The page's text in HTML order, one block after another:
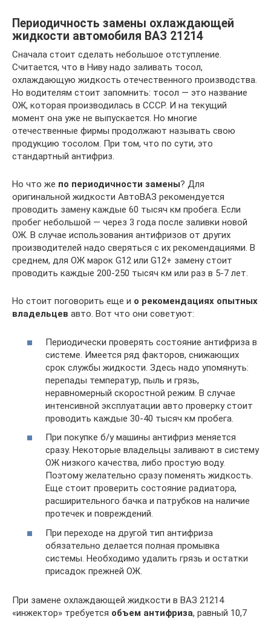
Периодичность замены охлаждающей
жидкости автомобиля ВАЗ 21214
Сначала стоит сделать небольшое отступление.
Считается, что в Ниву надо заливать тосол,
охлаждающую жидкость отечественного производства.
Но водителям стоит запомнить: тосол — это название
ОЖ, которая производилась в СССР. И на текущий
момент она уже не выпускается. Но многие
отечественные фирмы продолжают называть свою
продукцию тосолом. При том, что по сути, это
стандартный антифриз.
Но что же по периодичности замены? Для
оригинальной жидкости АвтоВАЗ рекомендуется
проводить замену каждые 60 тысяч км пробега. Если
пробег небольшой — через 3 года после заливки новой
ОЖ. В случае использования антифризов от других
производителей надо сверяться с их рекомендациями. В
среднем, для ОЖ марок G12 или G12+ замену стоит
проводить каждые 200-250 тысяч км или раз в 5-7 лет.
Но стоит поговорить еще и о рекомендациях опытных
владельцев авто. Вот что они советуют:
Периодически проверять состояние антифриза в
системе. Имеется ряд факторов, снижающих
срок службы жидкости. Здесь надо упомянуть:
перепады температур, пыль и грязь,
неравномерный скоростной режим. В случае
интенсивной эксплуатации авто проверку стоит
проводить каждые 30-40 тысяч км пробега.
При покупке б/у машины антифриз меняется
сразу. Некоторые владельцы заливают в систему
ОЖ низкого качества, либо простую воду.
Поэтому желательно сразу поменять жидкость.
Еще стоит проверить состояние радиатора,
расширительного бачка и патрубков на наличие
протечек и повреждений.
При переходе на другой тип антифриза
обязательно делается полная промывка
системы. Необходимо удалить грязь и остатки
присадок прежней ОЖ.
При замене охлаждающей жидкости в ВАЗ 21214
«инжектор» требуется объем антифриза, равный 10,7